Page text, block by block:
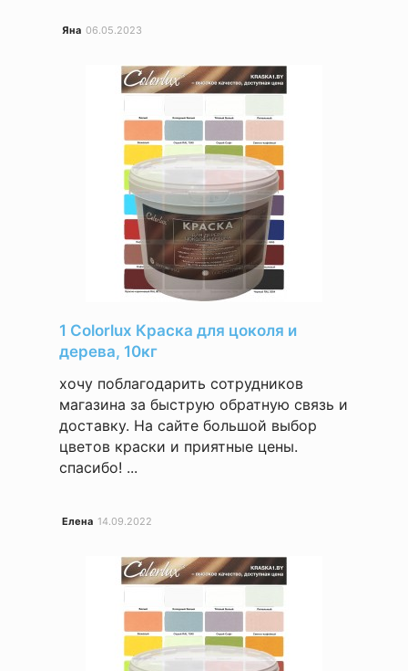
Яна 06.05.2023
1 Colorlux Краска для цоколя и
дерева, 10кг
хочу поблагодарить сотрудников
магазина за быструю обратную связь и
доставку. На сайте большой выбор
цветов краски и приятные цены.
спасибо! ...
Елена 14.09.2022